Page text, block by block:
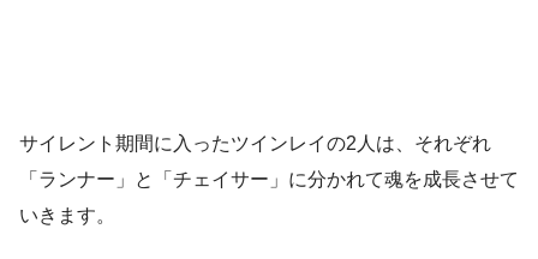
サイレント期間に入ったツインレイの2人は、それぞれ
「ランナー」と「チェイサー」に分かれて魂を成長させて
いきます。